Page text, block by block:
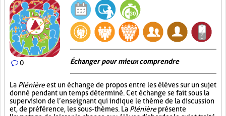
0 Échanger pour mieux comprendre
La Plénièreest un échange de propos entre les élèves sur un sujet
donné pendant un temps déterminé. Cet échange se fait sous la
supervision de l’enseignant qui indique le thème de la discussion
et, de préférence, les sous-thèmes. La Plénièreprésente